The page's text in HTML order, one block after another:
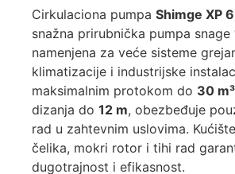
Cirkulaciona pumpa Shimge XP
snažna prirubnička pumpa snage
namenjena za veće sisteme
klimatizacije i industrijske
maksimalnim protokom do 30
dizanja do 12 m, obezbeđuje
rad u zahtevnim uslovima.
čelika, mokri rotor i tihi rad
dugotrajnost i efikasnost.